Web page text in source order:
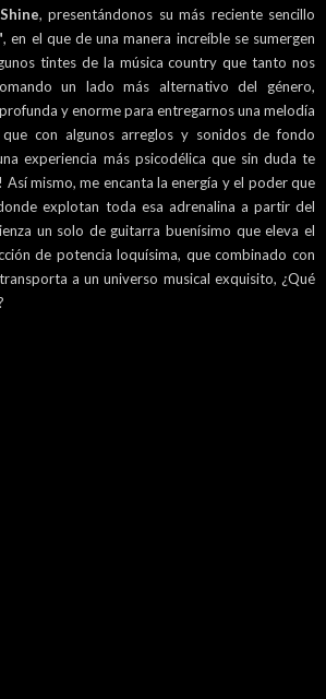
, presentándonos su más reciente sencillo
, en el que de una manera increíble se sumergen
tintes de la música country que tanto nos
un lado más alternativo del género,
y enorme para entregarnos una melodía
que con algunos arreglos y sonidos de fondo
experiencia más psicodélica que sin duda te
mismo, me encanta la energía y el poder que
explotan toda esa adrenalina a partir del
un solo de guitarra buenísimo que eleva el
de potencia loquísima, que combinado con
a un universo musical exquisito, ¿Qué